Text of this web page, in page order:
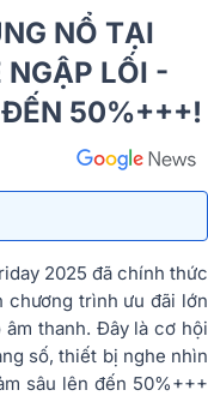
NỔ TẠI
NGẬP LỐI -
50%+++!
2025 đã chính thức
chương trình ưu đãi lớn
thanh. Đây là cơ hội
số, thiết bị nghe nhìn
sâu lên đến 50%+++